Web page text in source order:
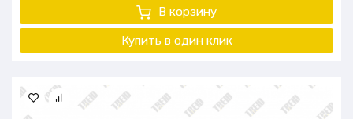
В корзину
Купить в один клик